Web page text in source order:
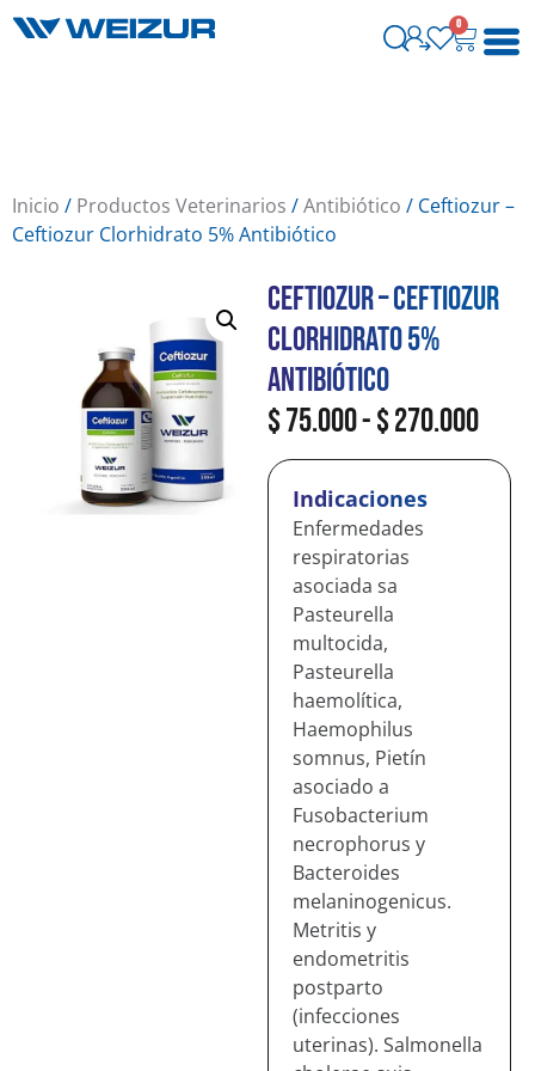
0
Inicio / Productos Veterinarios /Antibiótico / Ceftiozur –
Ceftiozur Clorhidrato 5% Antibiótico
Ceftiozur – Ceftiozur
Clorhidrato 5%
Antibiótico
$75.000-$270.000
Indicaciones
Enfermedades
respiratorias
asociada sa
Pasteurella
multocida,
Pasteurella
haemolítica,
Haemophilus
somnus, Pietín
asociado a
Fusobacterium
necrophorus y
Bacteroides
melaninogenicus.
Metritis y
endometritis
postparto
(infecciones
uterinas). Salmonella